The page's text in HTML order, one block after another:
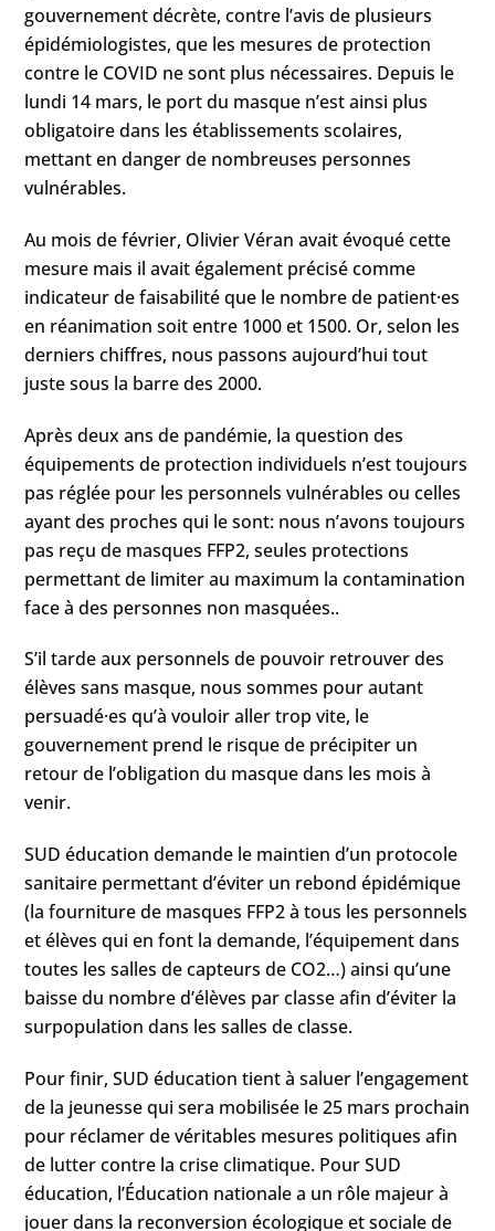
gouvernement décrète, contre l’avis de plusieurs
épidémiologistes, que les mesures de protection
contre le COVID ne sont plus nécessaires. Depuis le
lundi 14 mars, le port du masque n’est ainsi plus
obligatoire dans les établissements scolaires,
mettant en danger de nombreuses personnes
vulnérables.
Au mois de février, Olivier Véran avait évoqué cette
mesure mais il avait également précisé comme
indicateur de faisabilité que le nombre de patient·es
en réanimation soit entre 1000 et 1500. Or, selon les
derniers chiffres, nous passons aujourd’hui tout
juste sous la barre des 2000.
Après deux ans de pandémie, la question des
équipements de protection individuels n’est toujours
pas réglée pour les personnels vulnérables ou celles
ayant des proches qui le sont: nous n’avons toujours
pas reçu de masques FFP2, seules protections
permettant de limiter au maximum la contamination
face à des personnes non masquées..
S’il tarde aux personnels de pouvoir retrouver des
élèves sans masque, nous sommes pour autant
persuadé·es qu’à vouloir aller trop vite, le
gouvernement prend le risque de précipiter un
retour de l’obligation du masque dans les mois à
venir.
SUD éducation demande le maintien d’un protocole
sanitaire permettant d’éviter un rebond épidémique
(la fourniture de masques FFP2 à tous les personnels
et élèves qui en font la demande, l’équipement dans
toutes les salles de capteurs de CO2…) ainsi qu’une
baisse du nombre d’élèves par classe afin d’éviter la
surpopulation dans les salles de classe.
Pour finir, SUD éducation tient à saluer l’engagement
de la jeunesse qui sera mobilisée le 25 mars prochain
pour réclamer de véritables mesures politiques afin
de lutter contre la crise climatique. Pour SUD
éducation, l’Éducation nationale a un rôle majeur à
jouer dans la reconversion écologique et sociale de